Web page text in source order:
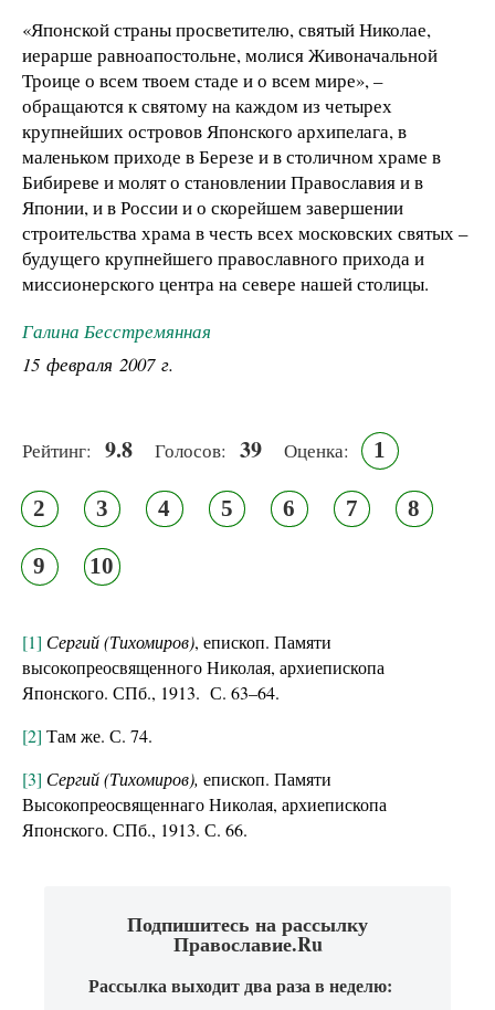
«Японской страны просветителю, святый Николае,
иерарше равноапостольне, молися Живоначальной
Троице о всем твоем стаде и о всем мире», –
обращаются к святому на каждом из четырех
крупнейших островов Японского архипелага, в
маленьком приходе в Березе и в столичном храме в
Бибиреве и молят о становлении Православия и в
Японии, и в России и о скорейшем завершении
строительства храма в честь всех московских святых –
будущего крупнейшего православного прихода и
миссионерского центра на севере нашей столицы.
Галина Бесстремянная
15 февраля 2007 г.
Рейтинг: 9.8 Голосов: 39 Оценка: 1
2 3 4 5 6 7 8
9 10
[1] Сергий (Тихомиров), епископ. Памяти
высокопреосвященного Николая, архиепископа
Японского. СПб., 1913. С. 63–64.
[2] Там же. С. 74.
[3] Сергий (Тихомиров), епископ. Памяти
Высокопреосвященнаго Николая, архиепископа
Японского. СПб., 1913. С. 66.
Подпишитесь на рассылку
Православие.Ru
Рассылка выходит два раза в неделю: